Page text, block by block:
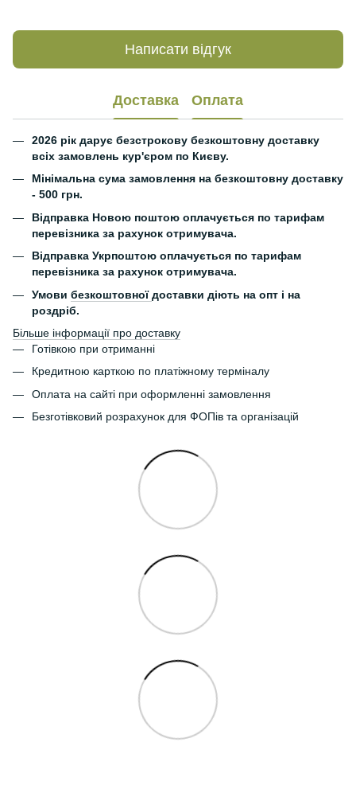
Написати відгук
Доставка Оплата
2026 рік дарує безстрокову безкоштовну доставку
всіх замовлень кур'єром по Києву.
Мінімальна сума замовлення на безкоштовну доставку
- 500 грн.
Відправка Новою поштою оплачується по тарифам
перевізника за рахунок отримувача.
Відправка Укрпоштою оплачується по тарифам
перевізника за рахунок отримувача.
Умови безкоштовноїдоставки діють на опт і на
роздріб.
Більше інформації про доставку
Готівкою при отриманні
Кредитною карткою по платіжному терміналу
Оплата на сайті при оформленні замовлення
Безготівковий розрахунок для ФОПів та організацій